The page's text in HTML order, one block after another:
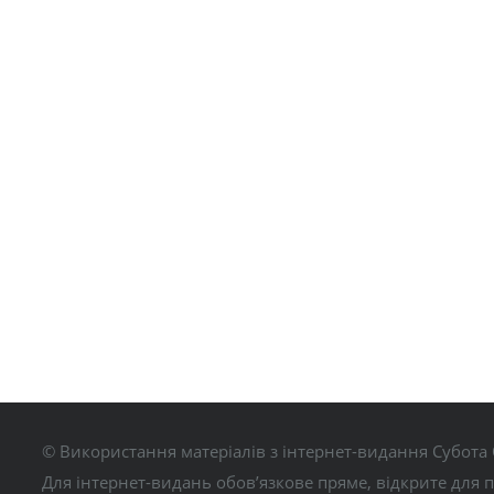
© Використання матеріалів з інтернет-видання
Для інтернет-видань обов’язкове пряме, відкрите